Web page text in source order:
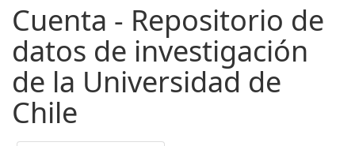
Cuenta - Repositorio de
datos de investigación
de la Universidad de
Chile